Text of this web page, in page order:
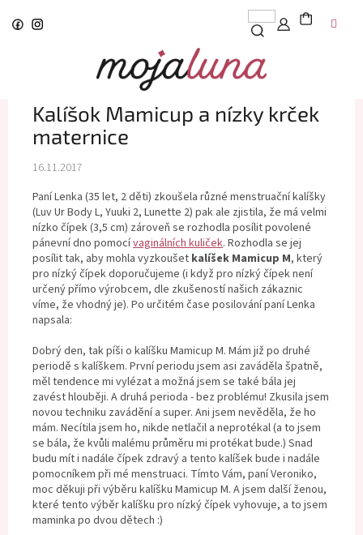
Kalíšok Mamicup a nízky krček
maternice
16.11.2017
Paní Lenka (35 let, 2 děti) zkoušela různé menstruační kalíšky
(Luv Ur Body L, Yuuki 2, Lunette 2) pak ale zjistila, že má velmi
nízko čípek (3,5 cm) zároveň se rozhodla posílit povolené
pánevní dno pomocívaginálních kuliček. Rozhodla se jej
posílit tak, aby mohla vyzkoušet kalíšek Mamicup M, který
pro nízký čípek doporučujeme (i když pro nízký čípek není
určený přímo výrobcem, dle zkušeností našich zákaznic
víme, že vhodný je). Po určitém čase posilování paní Lenka
napsala:
Dobrý den, tak píši o kalíšku Mamicup M. Mám již po druhé
periodě s kalíškem. První periodu jsem asi zaváděla špatně,
měl tendence mi vylézat a možná jsem se také bála jej
zavést hlouběji. A druhá perioda - bez problému! Zkusila jsem
novou techniku zavádění a super. Ani jsem nevěděla, že ho
mám. Necítila jsem ho, nikde netlačil a neprotékal (a to jsem
se bála, že kvůli malému průměru mi protékat bude.) Snad
budu mít i nadále čípek zdravý a tento kalíšek bude i nadále
pomocníkem při mé menstruaci. Tímto Vám, paní Veroniko,
moc děkuji při výběru kalíšku Mamicup M. A jsem další ženou,
které tento výběr kalíšku pro nízký čípek vyhovuje, a to jsem
maminka po dvou dětech :)